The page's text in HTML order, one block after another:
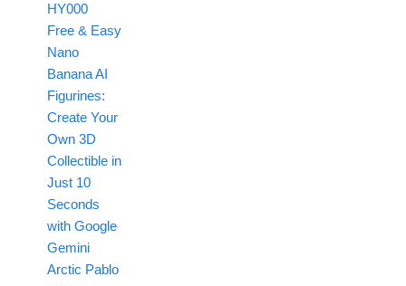
HY000
Free & Easy
Nano
Banana AI
Figurines:
Create Your
Own 3D
Collectible in
Just 10
Seconds
with Google
Gemini
Arctic Pablo